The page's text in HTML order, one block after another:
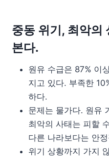
중동 위기, 최악의
본다.
원유 수급은 87% 이
지고 있다. 부족한
하다.
문제는 물가다. 원유
최악의 사태는 피할
다른 나라보다는 안
위기 상황까지 가지